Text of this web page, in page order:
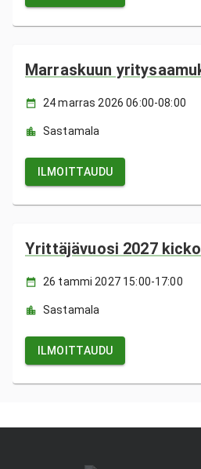
Marraskuun
24 marras 2026 06:00-08:00
Sastamala
ILMOITTAUDU
Yrittäjävuosi 2027
26 tammi 2027 15:00-17:00
Sastamala
ILMOITTAUDU